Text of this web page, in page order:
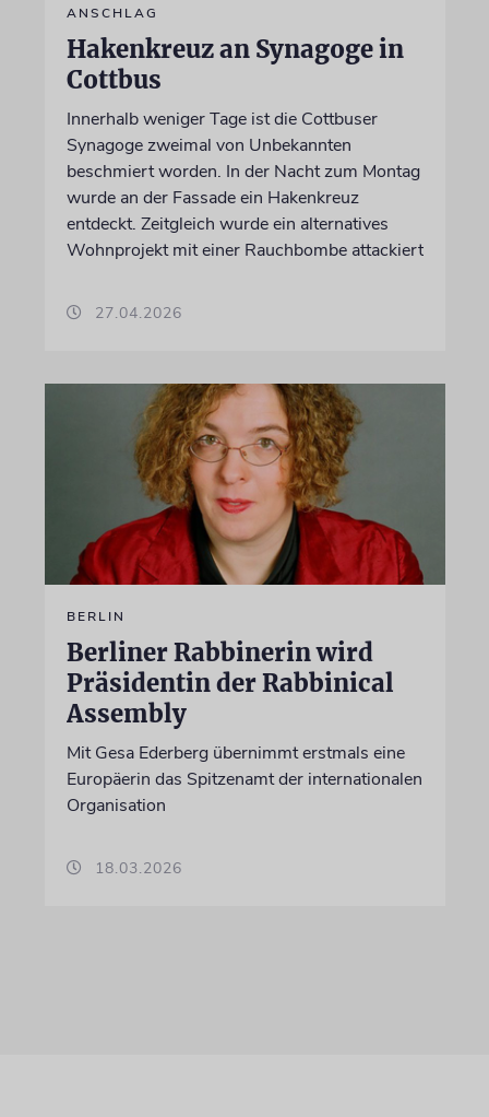
ANSCHLAG
Hakenkreuz an Synagoge in
Cottbus
Innerhalb weniger Tage ist die Cottbuser
Synagoge zweimal von Unbekannten
beschmiert worden. In der Nacht zum Montag
wurde an der Fassade ein Hakenkreuz
entdeckt. Zeitgleich wurde ein alternatives
Wohnprojekt mit einer Rauchbombe attackiert
27.04.2026
BERLIN
Berliner Rabbinerin wird
Präsidentin der Rabbinical
Assembly
Mit Gesa Ederberg übernimmt erstmals eine
Europäerin das Spitzenamt der internationalen
Organisation
18.03.2026